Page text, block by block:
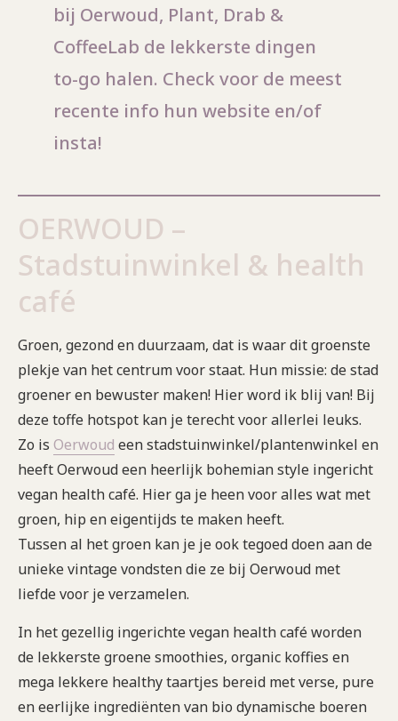
bij Oerwoud, Plant, Drab &
CoffeeLab de lekkerste dingen
to-go halen. Check voor de meest
recente info hun website en/of
insta!
OERWOUD –
Stadstuinwinkel & health
café
Groen, gezond en duurzaam, dat is waar dit groenste
plekje van het centrum voor staat. Hun missie: de stad
groener en bewuster maken! Hier word ik blij van! Bij
deze toffe hotspot kan je terecht voor allerlei leuks.
Zo is Oerwoud een stadstuinwinkel/plantenwinkel en
heeft Oerwoud een heerlijk bohemian style ingericht
vegan health café. Hier ga je heen voor alles wat met
groen, hip en eigentijds te maken heeft.
Tussen al het groen kan je je ook tegoed doen aan de
unieke vintage vondsten die ze bij Oerwoud met
liefde voor je verzamelen.
In het gezellig ingerichte vegan health café worden
de lekkerste groene smoothies, organic koffies en
mega lekkere healthy taartjes bereid met verse, pure
en eerlijke ingrediënten van bio dynamische boeren